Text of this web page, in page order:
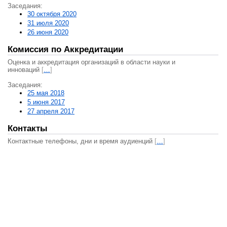
Заседания:
30 октября 2020
31 июля 2020
26 июня 2020
Комиссия по Аккредитации
Оценка и аккредитация организаций в области науки и
инноваций […]
Заседания:
25 мая 2018
5 июня 2017
27 апреля 2017
Контакты
Контактные телефоны, дни и время аудиенций […]